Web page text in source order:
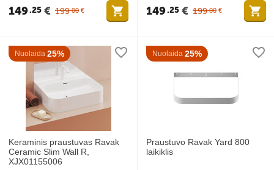
199 00 €
149 25 € 199 00 €
149 25 €
Nuolaida 25%
Keraminis praustuvas Ravak
Ceramic Slim Wall R,
XJX01155006
Nuolaida 25%
Praustuvo Ravak Yard 800
laikiklis